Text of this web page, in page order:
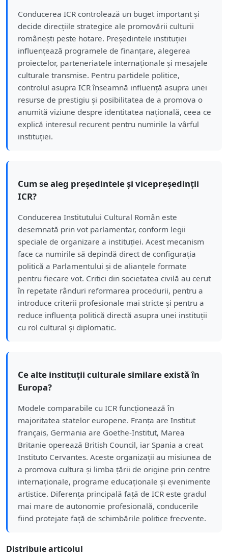
Conducerea ICR controlează un buget important și
decide direcțiile strategice ale promovării culturii
românești peste hotare. Președintele instituției
influențează programele de finanțare, alegerea
proiectelor, parteneriatele internaționale și mesajele
culturale transmise. Pentru partidele politice,
controlul asupra ICR înseamnă influență asupra unei
resurse de prestigiu și posibilitatea de a promova o
anumită viziune despre identitatea națională, ceea ce
explică interesul recurent pentru numirile la vârful
instituției.
Cum se aleg președintele și vicepreședinții
ICR?
Conducerea Institutului Cultural Român este
desemnată prin vot parlamentar, conform legii
speciale de organizare a instituției. Acest mecanism
face ca numirile să depindă direct de configurația
politică a Parlamentului și de alianțele formate
pentru fiecare vot. Critici din societatea civilă au cerut
în repetate rânduri reformarea procedurii, pentru a
introduce criterii profesionale mai stricte și pentru a
reduce influența politică directă asupra unei instituții
cu rol cultural și diplomatic.
Ce alte instituții culturale similare există în
Europa?
Modele comparabile cu ICR funcționează în
majoritatea statelor europene. Franța are Institut
français, Germania are Goethe-Institut, Marea
Britanie operează British Council, iar Spania a creat
Instituto Cervantes. Aceste organizații au misiunea de
a promova cultura și limba țării de origine prin centre
internaționale, programe educaționale și evenimente
artistice. Diferența principală față de ICR este gradul
mai mare de autonomie profesională, conducerile
fiind protejate față de schimbările politice frecvente.
Distribuie articolul